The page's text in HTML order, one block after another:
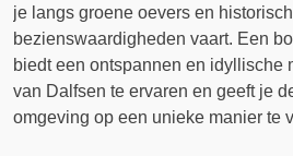
je langs groene oevers en
bezienswaardigheden vaart. Een
biedt een ontspannen en idyllische
van Dalfsen te ervaren en geeft je
omgeving op een unieke manier te